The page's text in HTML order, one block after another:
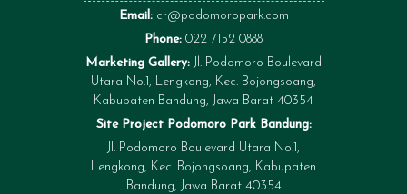
Email: cr@podomoropark.com
Phone: 022 7152 0888
Marketing Gallery: Jl. Podomoro Boulevard
Utara No.1, Lengkong, Kec. Bojongsoang,
Kabupaten Bandung, Jawa Barat 40354
Site Project Podomoro Park Bandung:
Jl. Podomoro Boulevard Utara No.1,
Lengkong, Kec. Bojongsoang, Kabupaten
Bandung, Jawa Barat 40354